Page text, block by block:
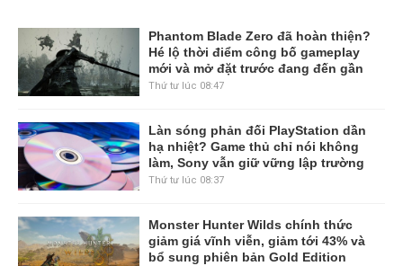
Phantom Blade Zero đã hoàn thiện?
Hé lộ thời điểm công bố gameplay
mới và mở đặt trước đang đến gần
Thứ tư lúc 08:47
Làn sóng phản đối PlayStation dần
hạ nhiệt? Game thủ chỉ nói không
làm, Sony vẫn giữ vững lập trường
Thứ tư lúc 08:37
Monster Hunter Wilds chính thức
giảm giá vĩnh viễn, giảm tới 43% và
bổ sung phiên bản Gold Edition